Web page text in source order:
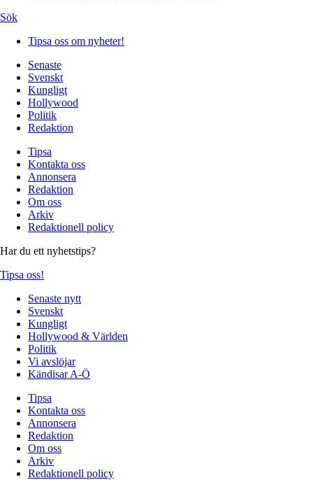
Sök
Tipsa oss om nyheter!
Senaste
Svenskt
Kungligt
Hollywood
Politik
Redaktion
Tipsa
Kontakta oss
Annonsera
Redaktion
Om oss
Arkiv
Redaktionell policy
Har du ett nyhetstips?
Tipsa oss!
Senaste nytt
Svenskt
Kungligt
Hollywood & Världen
Politik
Vi avslöjar
Kändisar A-Ö
Tipsa
Kontakta oss
Annonsera
Redaktion
Om oss
Arkiv
Redaktionell policy